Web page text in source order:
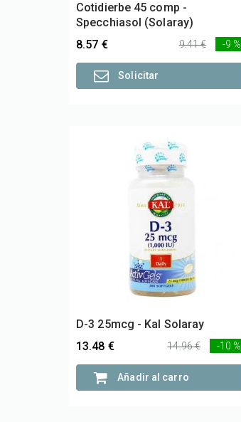
Cotidierbe 45 comp -
Specchiasol (Solaray)
8.57 €
9.41 € -9 %
Solicitar
D-3 25mcg - Kal Solaray
13.48 €
14.96 € -10 %
Añadir al carro